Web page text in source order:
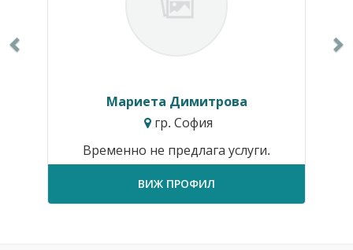
Мариета Димитрова
гр. София
Временно не предлага услуги.
ВИЖ ПРОФИЛ